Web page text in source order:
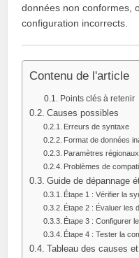
données non conformes,
configuration incorrects.
Contenu de l'article
Points clés à retenir
Causes possibles
Erreurs de syntaxe
Format de données
Paramètres régionaux
Problèmes de
Guide de dépannage
Étape 1 : Vérifier la
Étape 2 : Évaluer les
Étape 3 : Configurer
Étape 4 : Tester la
Tableau des causes